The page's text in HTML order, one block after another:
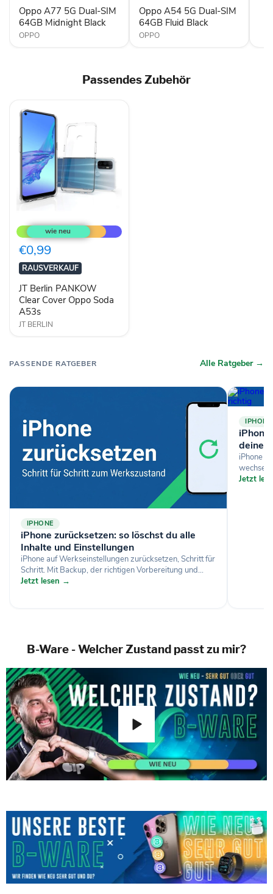
Midnight
Black
Oppo A77 5G Dual-SIM
64GB Midnight Black
OPPO
Fluid
Black
Oppo A54 5G Dual-SIM
64GB Fluid Black
OPPO
Passendes Zubehör
Berlin
PANKOW
Clear
Cover
Oppo
Soda
A53s
€0,99
RAUSVERKAUF
JT Berlin PANKOW
Clear Cover Oppo Soda
A53s
JT BERLIN
PASSENDE RATGEBER Alle Ratgeber →
IPHONE
iPhone zurücksetzen: so löschst du alle
Inhalte und Einstellungen
iPhone auf Werkseinstellungen zurücksetzen, Schritt für
Schritt. Mit Backup, der richtigen Vorbereitung und...
Jetzt lesen →
IPHONE
deine
iPhone
Jetzt
B-Ware - Welcher Zustand passt zu mir?